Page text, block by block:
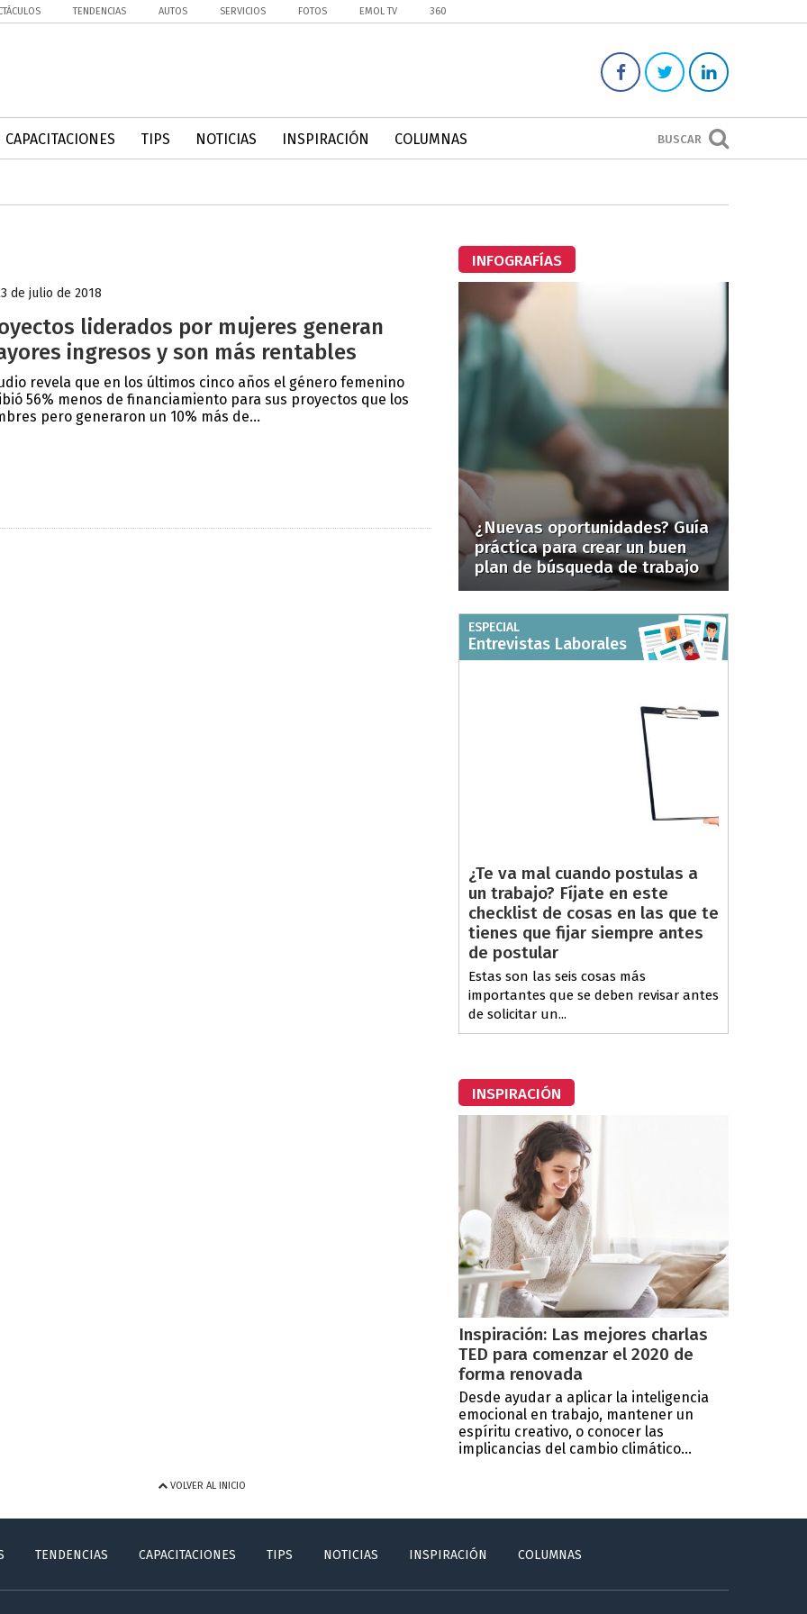
TENDENCIAS AUTOS SERVICIOS FOTOS EMOL TV 360
BUSCAR
CAPACITACIONES TIPS NOTICIAS INSPIRACIÓN COLUMNAS
de julio de 2018
liderados por mujeres generan
ingresos y son más rentables
revela que en los últimos cinco años el género femenino
56% menos de financiamiento para sus proyectos que los
pero generaron un 10% más de...
INFOGRAFÍAS
¿Nuevas oportunidades? Guía
práctica para crear un buen
plan de búsqueda de trabajo
ESPECIAL
Entrevistas Laborales
¿Te va mal cuando postulas a
un trabajo? Fíjate en este
checklist de cosas en las que te
tienes que fijar siempre antes
de postular
Estas son las seis cosas más
importantes que se deben revisar antes
de solicitar un...
INSPIRACIÓN
Inspiración: Las mejores charlas
TED para comenzar el 2020 de
forma renovada
Desde ayudar a aplicar la inteligencia
emocional en trabajo, mantener un
espíritu creativo, o conocer las
implicancias del cambio climático...
VOLVER AL INICIO
TENDENCIAS CAPACITACIONES TIPS NOTICIAS INSPIRACIÓN COLUMNAS